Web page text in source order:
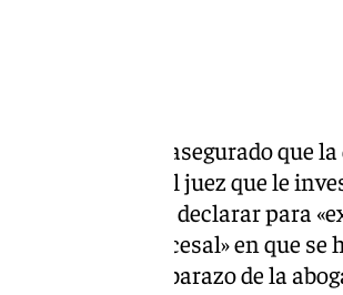
ha asegurado que
y ha pedido al juez que le
y que le permita declarar para
el «limbo procesal» en que
caso por el embarazo de la